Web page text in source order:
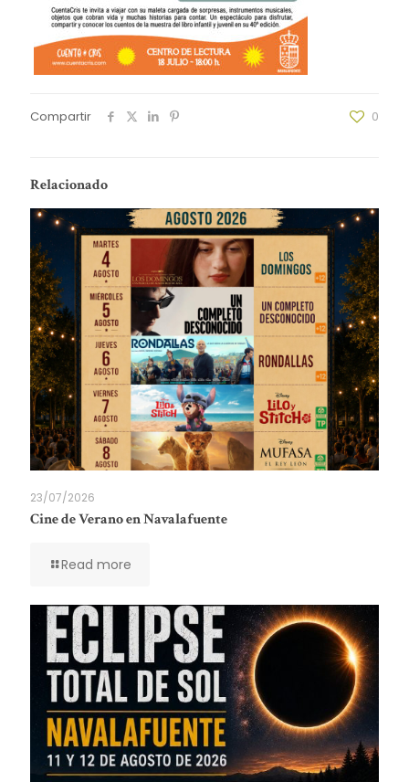
Compartir 0
Relacionado
23/07/2026
Cine de Verano en Navalafuente
Read more